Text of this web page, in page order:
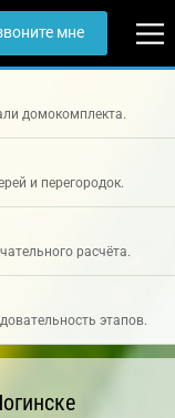
мне
домокомплекта.
и перегородок.
расчёта.
этапов.